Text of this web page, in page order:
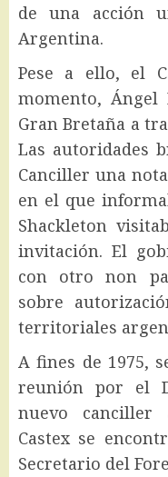
de una acción
Argentina.
Pese a ello, el
momento, Ángel
Gran Bretaña a
Las autoridades
Canciller una
en el que
Shackleton
invitación. El
con otro non
sobre
territoriales
A fines de 1975,
reunión por el
nuevo canciller
Castex se
Secretario del